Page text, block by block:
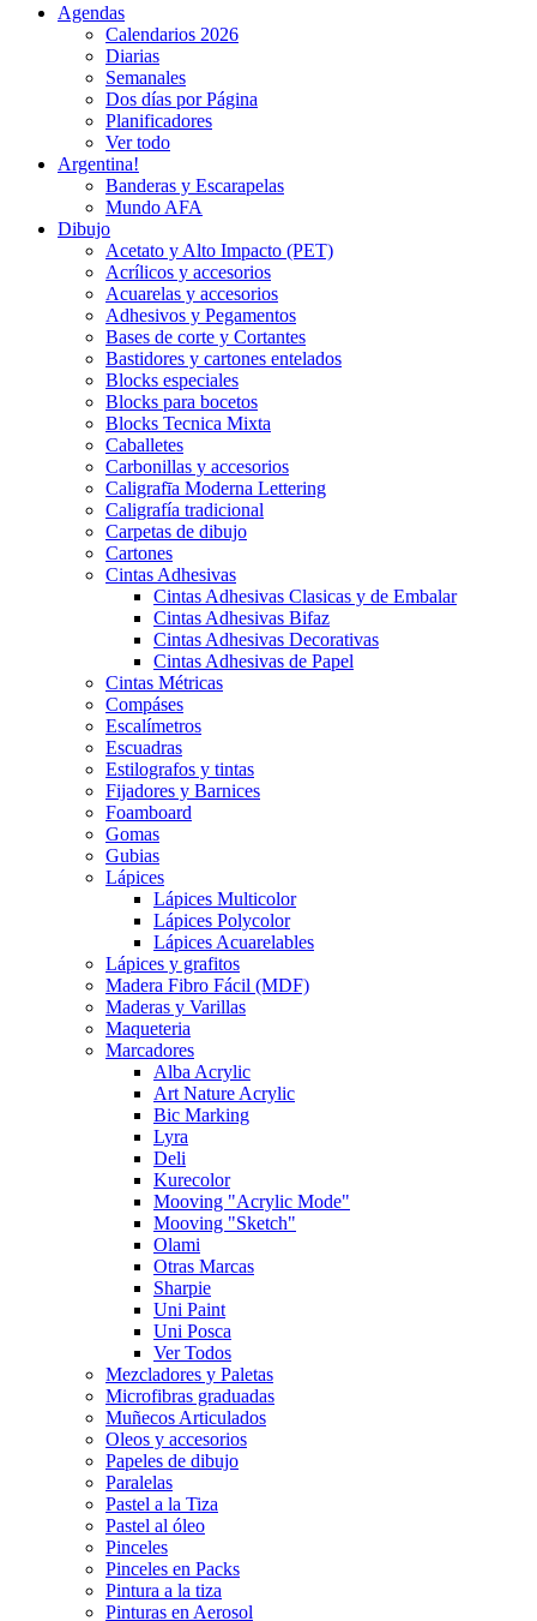
Agendas
Calendarios 2026
Diarias
Semanales
Dos días por Página
Planificadores
Ver todo
Argentina!
Banderas y Escarapelas
Mundo AFA
Dibujo
Acetato y Alto Impacto (PET)
Acrílicos y accesorios
Acuarelas y accesorios
Adhesivos y Pegamentos
Bases de corte y Cortantes
Bastidores y cartones entelados
Blocks especiales
Blocks para bocetos
Blocks Tecnica Mixta
Caballetes
Carbonillas y accesorios
Caligrafīa Moderna Lettering
Caligrafía tradicional
Carpetas de dibujo
Cartones
Cintas Adhesivas
Cintas Adhesivas Clasicas y de Embalar
Cintas Adhesivas Bifaz
Cintas Adhesivas Decorativas
Cintas Adhesivas de Papel
Cintas Métricas
Compáses
Escalímetros
Escuadras
Estilografos y tintas
Fijadores y Barnices
Foamboard
Gomas
Gubias
Lápices
Lápices Multicolor
Lápices Polycolor
Lápices Acuarelables
Lápices y grafitos
Madera Fibro Fácil (MDF)
Maderas y Varillas
Maqueteria
Marcadores
Alba Acrylic
Art Nature Acrylic
Bic Marking
Lyra
Deli
Kurecolor
Mooving "Acrylic Mode"
Mooving "Sketch"
Olami
Otras Marcas
Sharpie
Uni Paint
Uni Posca
Ver Todos
Mezcladores y Paletas
Microfibras graduadas
Muñecos Articulados
Oleos y accesorios
Papeles de dibujo
Paralelas
Pastel a la Tiza
Pastel al óleo
Pinceles
Pinceles en Packs
Pintura a la tiza
Pinturas en Aerosol